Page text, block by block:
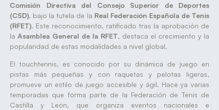
Comisión Directiva del Consejo Superior de Deportes
(CSD), bajo la tutela de la Real Federación Española de Tenis
(RFET). Este reconocimiento, ratificado tras la aprobación de
la Asamblea General de la RFET, destaca el crecimiento y la
popularidad de estas modalidades a nivel global.
El touchtennis, es conocido por su dinámica de juego en
pistas más pequeñas y con raquetas y pelotas ligeras,
promueve un estilo de juego accesible y ágil. Hace ya varias
temporadas que forma parte de la Federación de Tenis de
Castilla y León, que organiza eventos nacionales e